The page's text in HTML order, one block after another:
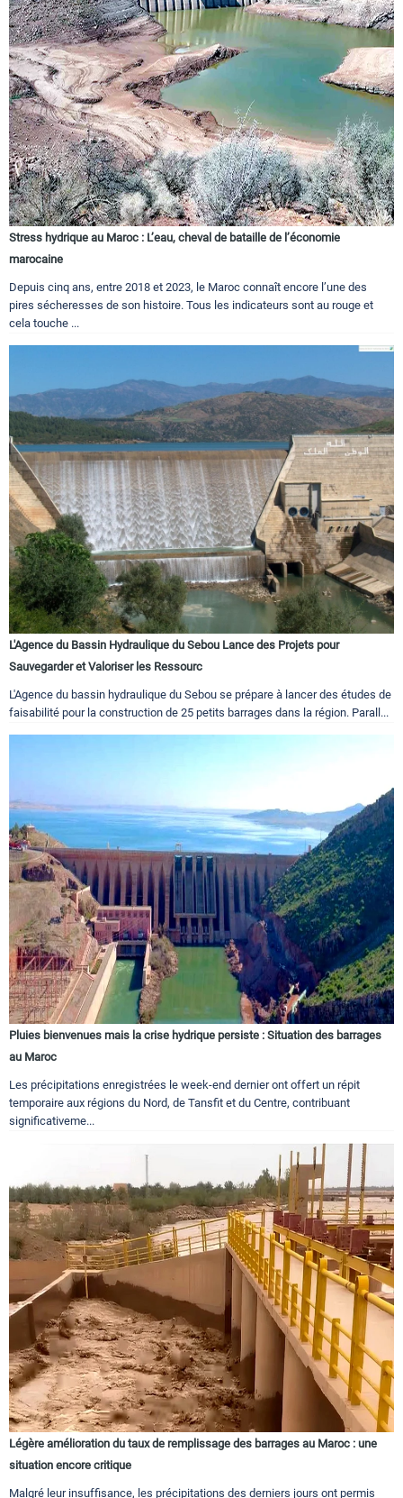
Stress hydrique au Maroc : L’eau, cheval de bataille de l’économie
marocaine
Depuis cinq ans, entre 2018 et 2023, le Maroc connaît encore l’une des
pires sécheresses de son histoire. Tous les indicateurs sont au rouge et
cela touche ...
L'Agence du Bassin Hydraulique du Sebou Lance des Projets pour
Sauvegarder et Valoriser les Ressourc
L'Agence du bassin hydraulique du Sebou se prépare à lancer des études de
faisabilité pour la construction de 25 petits barrages dans la région. Parall...
Pluies bienvenues mais la crise hydrique persiste : Situation des barrages
au Maroc
Les précipitations enregistrées le week-end dernier ont offert un répit
temporaire aux régions du Nord, de Tansfit et du Centre, contribuant
significativeme...
Légère amélioration du taux de remplissage des barrages au Maroc : une
situation encore critique
Malgré leur insuffisance, les précipitations des derniers jours ont permis